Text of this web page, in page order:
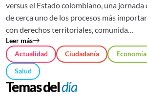
versus el Estado colombiano, una
de cerca uno de los procesos más
con derechos territoriales, comunida…
Leer más
Actualidad Ciudadanía Economía
Salud
Temas deldía